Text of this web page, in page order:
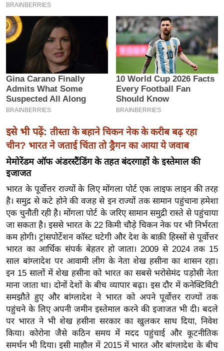
पे
प
र
ल
बे
मि
सा
ल
श
ख्सि
त
यं
ग
इं
डि
या
सा
हि
त्य
ज
ग
त
इसे भी पढ़ें: तीस्ता के बहाने चिकन नेक के करीब बढ़ रहा
चीन? भारत ने जताई चिंता तो ड्रैगन का आया ये जवाब
मेमोरेंडम ऑफ अंडरस्टैंडिंग के तहत बंदरगाहों के इस्तेमाल की
इजाजत
भारत के पूर्वोत्तर राज्यों के लिए मोंगला पोर्ट एक लाइफ लाइन की तरह
है। समुद्र से कटे होने की वजह से इन राज्यों तक सामान पहुंचाना हमेशा
एक चुनौती रही है। मोंगला पोर्ट के जरिए सामान समुद्री रास्ते से पहुंचाया
जा सकता है। इससे भारत के 22 किमी चौड़े चिकन नेक पर भी निर्भरता
कम होगी। ट्रांसपोर्टेशन कॉस्ट घटेगी और देश के बाक़ी हिस्सों से पूर्वोत्तर
भारत का आर्थिक संपर्क बेहतर हो जाता। 2009 से 2024 तक 15
साल बांग्लादेश पर आवामी लीग के नेता शेख हसीना का शासन रहा।
इन 15 सालों में शेख हसीना को भारत का सबसे भरोसेमंद पड़ोसी नेता
माना जाता था। दोनों देशों के बीच व्यापार बढ़ा। इस दौर में कनेक्टिविटी
समझौते हुए और बांग्लादेश ने भारत को अपने पूर्वोत्तर राज्यों तक
पहुंचने के लिए अपनी जमीन इस्तेमाल करने की इजाजत भी दी। बदले
पर भारत ने भी शेख हसीना सरकार का खुलकर साथ दिया, निवेश
किया। कोरोना जैसे कठिन समय में मदद पहुंचाई और कूटनीतिक
समर्थन भी दिया। इसी माहौल में 2015 में भारत और बांग्लादेश के बीच